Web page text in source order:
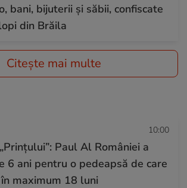
bani, bijuterii și săbii, confiscate
din Brăila
Citește mai multe
10:00
Paul Al României a
6 ani pentru o pedeapsă de care
maximum 18 luni